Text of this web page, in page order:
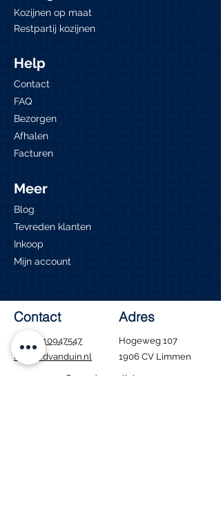
Kozijnen op maat
Restpartij kozijnen
Help
Contact
FAQ
Bezorgen
Afhalen
Facturen
Meer
Blog
Tevreden klanten
Inkoop
Mijn account
Contact
Tel.:
0610947547
info@edvanduin.nl
Adres
Hogeweg 107
1906 CV Limmen
Openingstijden